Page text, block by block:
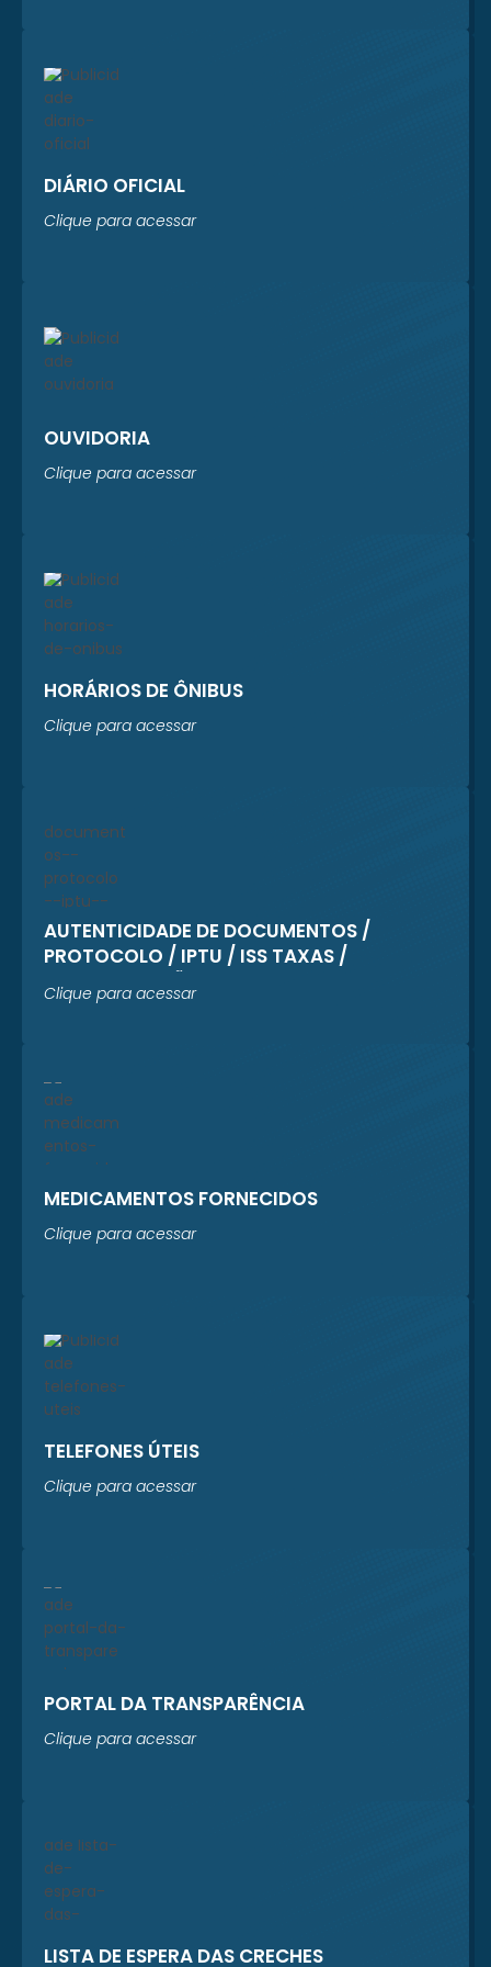
DIÁRIO OFICIAL
Clique para acessar
OUVIDORIA
Clique para acessar
HORÁRIOS DE ÔNIBUS
Clique para acessar
AUTENTICIDADE DE DOCUMENTOS /
PROTOCOLO / IPTU / ISS TAXAS /
REGULARIZAÇÃO CADASTRAL
Clique para acessar
MEDICAMENTOS FORNECIDOS
Clique para acessar
TELEFONES ÚTEIS
Clique para acessar
PORTAL DA TRANSPARÊNCIA
Clique para acessar
LISTA DE ESPERA DAS CRECHES